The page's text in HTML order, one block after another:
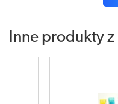
Inne produkty